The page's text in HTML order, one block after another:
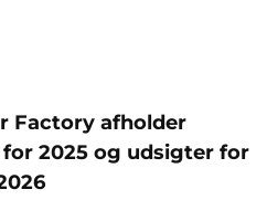
Factory afholder
2025 og udsigter for